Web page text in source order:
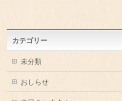
カテゴリー
未分類
おしらせ